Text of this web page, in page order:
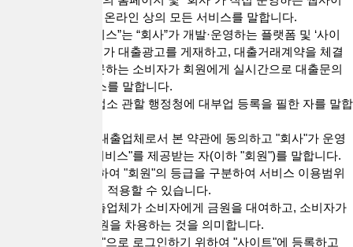
트 등에서 제공하는 온라인 상의 모든 서비스를 말합니다.
3. “대출 직거래 서비스”는 “회사”가 개발·운영하는 플랫폼 및 ‘사이
트’를 통해 대출업체가 대출광고를 게재하고, 대출거래계약을 체결
하고자 ‘회사’를 방문하는 소비자가 회원에게 실시간으로 대출문의
를 할 수 있는 서비스를 말합니다.
4. “대출업체”란 영업소 관할 행정청에 대부업 등록을 필한 자를 말합
5. "회원"은 전항의 대출업체로서 본 약관에 동의하고 "회사"가 운영
하는 사이트에서 "서비스"를 제공받는 자(이하 "회원")를 말합니다.
"회사"의 정책에 의하여 "회원"의 등급을 구분하여 서비스 이용범위
나 혜택 등을 다르게 적용할 수 있습니다.
6. “대출거래”란 대출업체가 소비자에게 금원을 대여하고, 소비자가
대출업체로부터 금원을 차용하는 것을 의미합니다.
7. "ID"라 함은 "회원"으로 로그인하기 위하여 "사이트"에 등록하고